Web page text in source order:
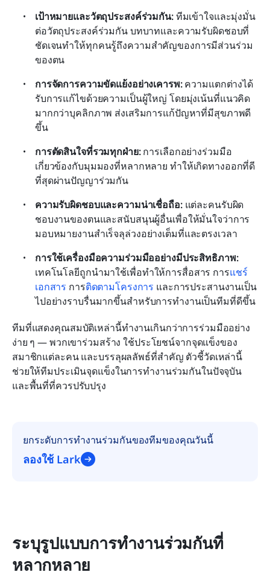
เป้าหมายและวัตถุประสงค์ร่วมกัน: ทีมเข้าใจและมุ่งมั่น
ต่อวัตถุประสงค์ร่วมกัน บทบาทและความรับผิดชอบที่
ชัดเจนทำให้ทุกคนรู้ถึงความสำคัญของการมีส่วนร่วม
ของตน
การจัดการความขัดแย้งอย่างเคารพ: ความแตกต่างได้
รับการแก้ไขด้วยความเป็นผู้ใหญ่ โดยมุ่งเน้นที่แนวคิด
มากกว่าบุคลิกภาพ ส่งเสริมการแก้ปัญหาที่มีสุขภาพดี
ขึ้น
การตัดสินใจที่รวมทุกฝ่าย: การเลือกอย่างร่วมมือ
เกี่ยวข้องกับมุมมองที่หลากหลาย ทำให้เกิดทางออกที่ดี
ที่สุดผ่านปัญญาร่วมกัน
ความรับผิดชอบและความน่าเชื่อถือ: แต่ละคนรับผิด
ชอบงานของตนและสนับสนุนผู้อื่นเพื่อให้มั่นใจว่าการ
มอบหมายงานสำเร็จลุล่วงอย่างเต็มที่และตรงเวลา
การใช้เครื่องมือความร่วมมืออย่างมีประสิทธิภาพ:
เทคโนโลยีถูกนำมาใช้เพื่อทำให้การสื่อสาร การแชร์
เอกสาร การติดตามโครงการ และการประสานงานเป็น
ไปอย่างราบรื่นมากขึ้นสำหรับการทำงานเป็นทีมที่ดีขึ้น
ทีมที่แสดงคุณสมบัติเหล่านี้ทำงานเกินกว่าการร่วมมืออย่าง
ง่าย ๆ — พวกเขาร่วมสร้าง ใช้ประโยชน์จากจุดแข็งของ
สมาชิกแต่ละคน และบรรลุผลลัพธ์ที่สำคัญ ตัวชี้วัดเหล่านี้
ช่วยให้ทีมประเมินจุดแข็งในการทำงานร่วมกันในปัจจุบัน
และพื้นที่ที่ควรปรับปรุง
ยกระดับการทำงานร่วมกันของทีมของคุณวันนี้
ลองใช้ Lark
ระบุรูปแบบการทำงานร่วมกันที่
หลากหลาย